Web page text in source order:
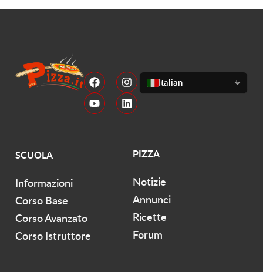
Italian
SCUOLA
Informazioni
Corso Base
Corso Avanzato
Corso Istruttore
PIZZA
Notizie
Annunci
Ricette
Forum